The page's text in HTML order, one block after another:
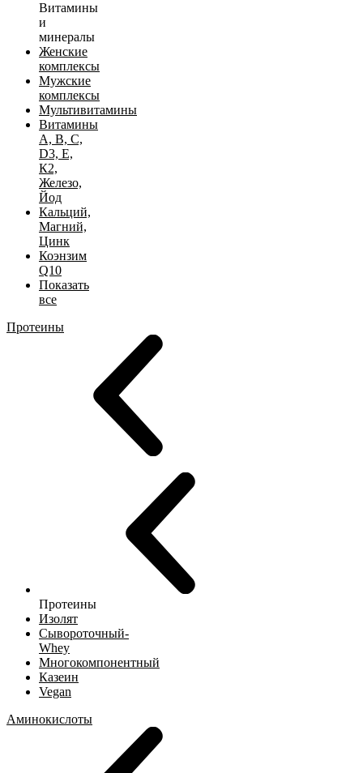
Витамины
и
минералы
Женские
комплексы
Мужские
комплексы
Мультивитамины
Витамины
А, B, C,
D3, Е,
К2,
Железо,
Йод
Кальций,
Магний,
Цинк
Коэнзим
Q10
Показать
все
Протеины
Протеины
Изолят
Сывороточный-
Whey
Многокомпонентный
Казеин
Vegan
Аминокислоты